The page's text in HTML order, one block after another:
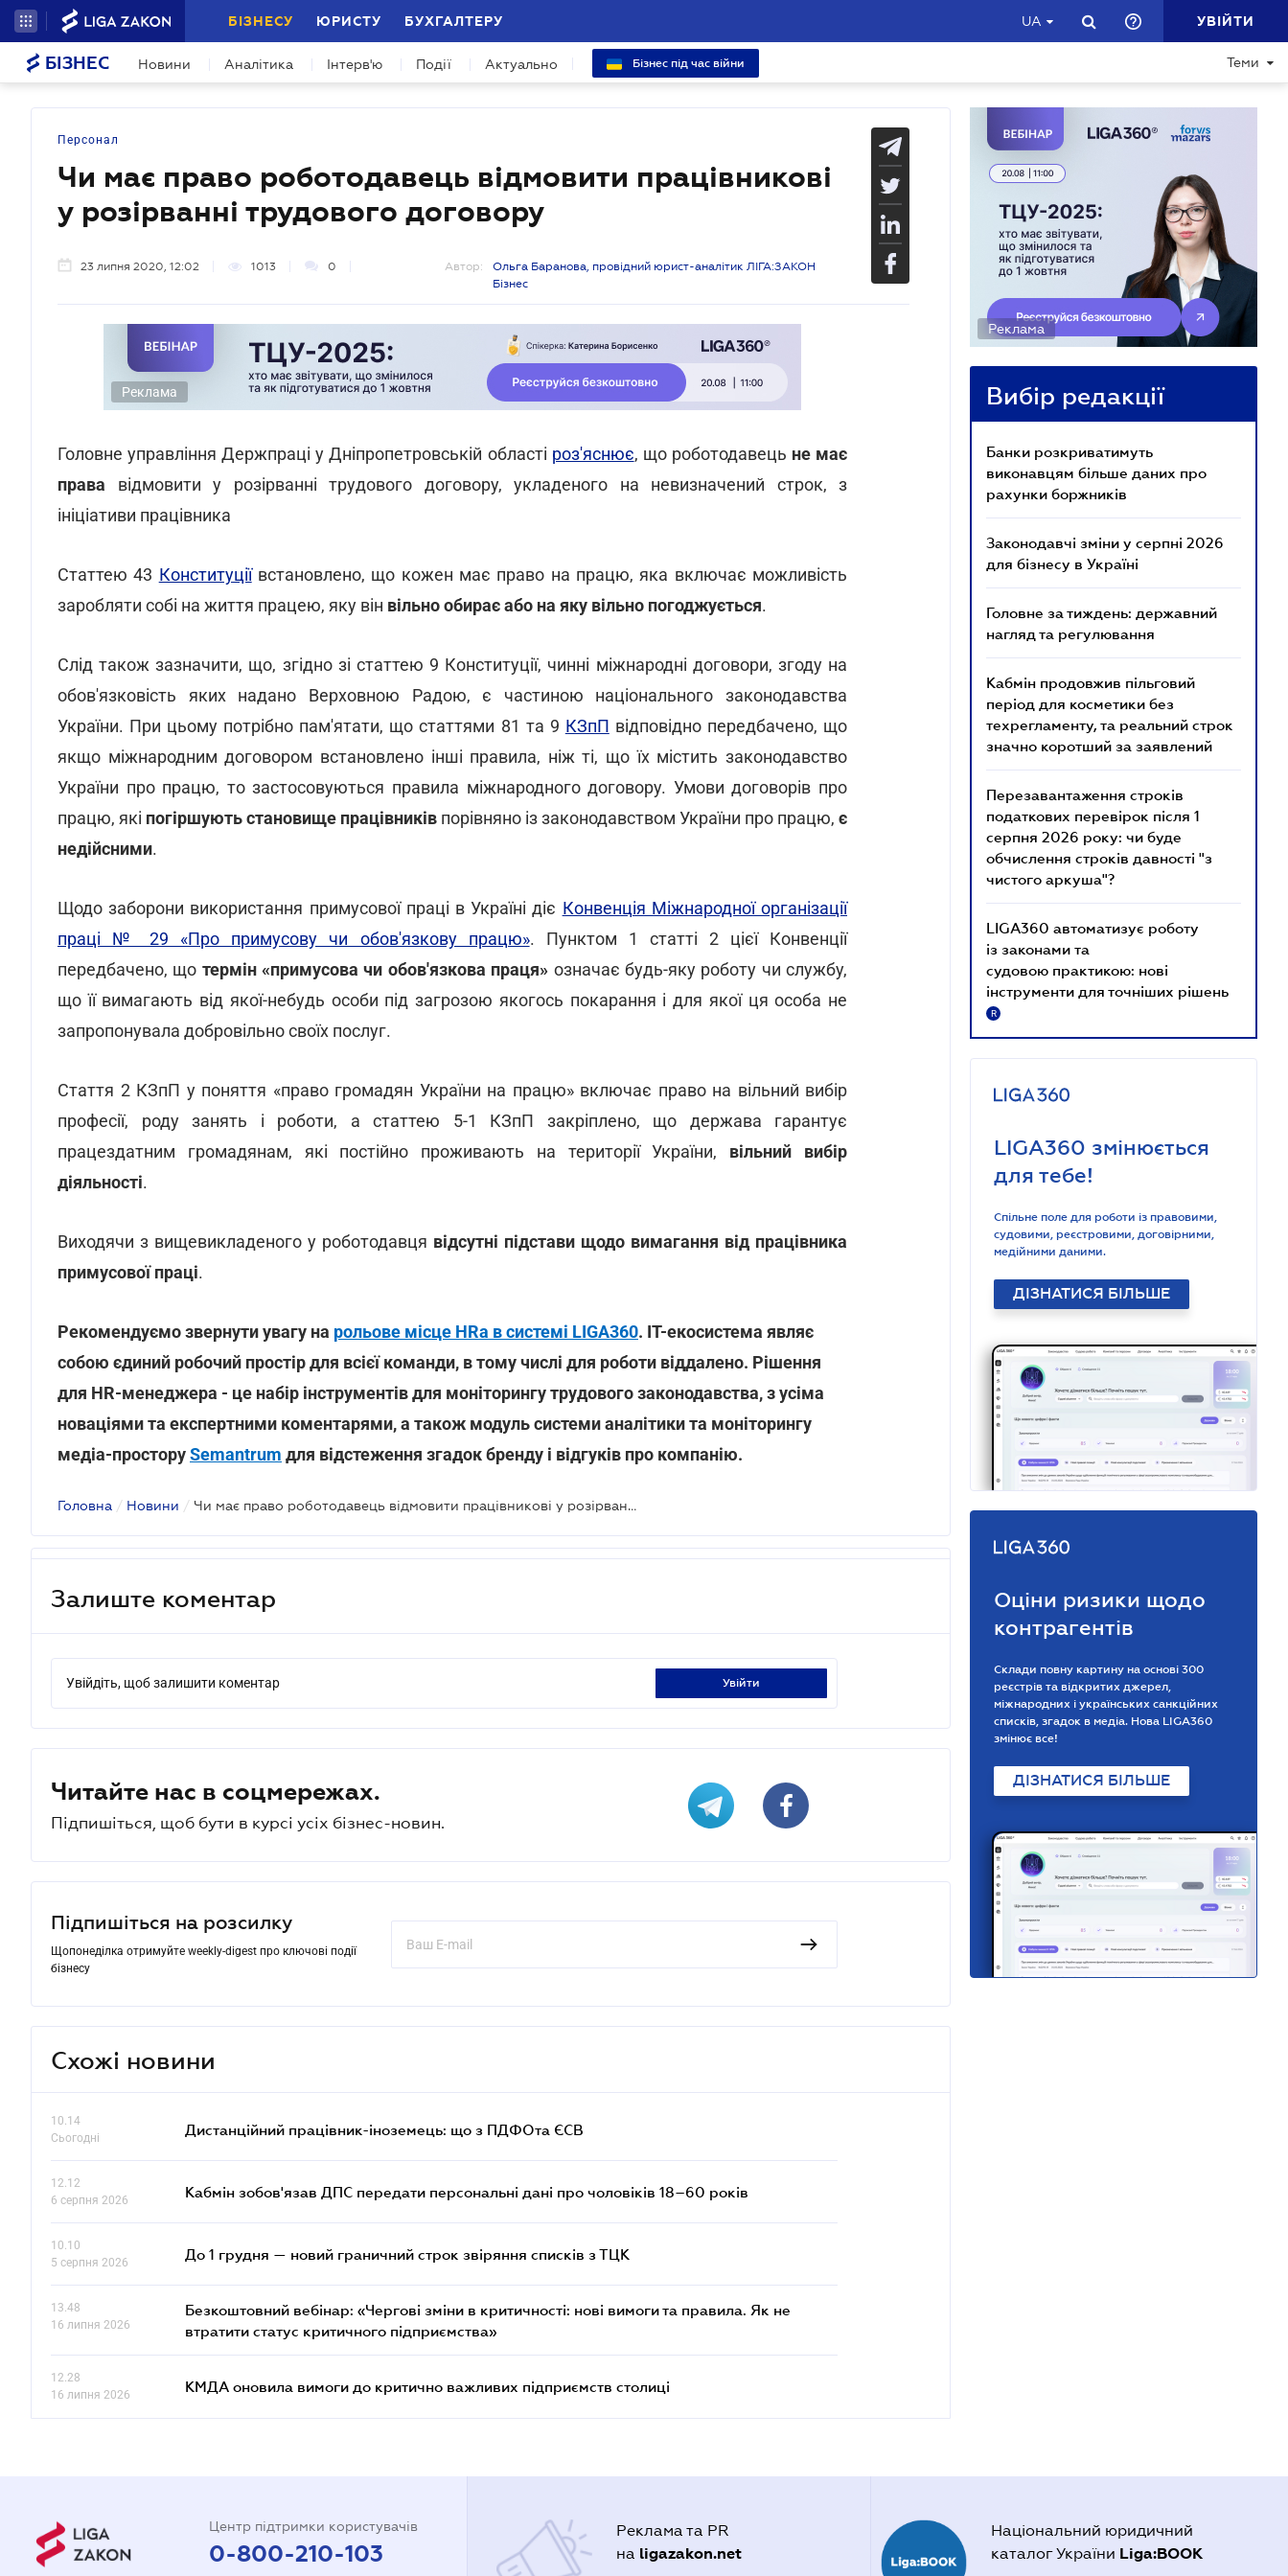
БІЗНЕСУ ЮРИСТУ БУХГАЛТЕРУ UA УВІЙТИ
БІЗНЕС Новини Аналітика Інтерв'ю Події Актуально Бізнес під час війни Теми
Персонал
Чи має право роботодавець відмовити працівникові
у розірванні трудового договору
23 липня 2020, 12:02 1013 0 Автор:
Ольга Баранова, провідний юрист-аналітик ЛІГА:ЗАКОН
Бізнес
Реклама
Головне управління Держпраці у Дніпропетровській області роз'яснює, що роботодавець не має
права відмовити у розірванні трудового договору, укладеного на невизначений строк, з
ініціативи працівника
Статтею 43 Конституціївстановлено, що кожен має право на працю, яка включає можливість
заробляти собі на життя працею, яку він вільно обирає або на яку вільно погоджується.
Слід також зазначити, що, згідно зі статтею 9 Конституції, чинні міжнародні договори, згоду на
обов'язковість яких надано Верховною Радою, є частиною національного законодавства
України. При цьому потрібно пам'ятати, що статтями 81 та 9 КЗпП відповідно передбачено, що
якщо міжнародним договором встановлено інші правила, ніж ті, що їх містить законодавство
України про працю, то застосовуються правила міжнародного договору. Умови договорів про
працю, які погіршують становище працівників порівняно із законодавством України про працю, є
недійсними.
Щодо заборони використання примусової праці в Україні діє Конвенція Міжнародної організації
праці № 29 «Про примусову чи обов'язкову працю». Пунктом 1 статті 2 цієї Конвенції
передбачено, що термін «примусова чи обов'язкова праця» означає будь-яку роботу чи службу,
що її вимагають від якої-небудь особи під загрозою якогось покарання і для якої ця особа не
запропонувала добровільно своїх послуг.
Стаття 2 КЗпП у поняття «право громадян України на працю» включає право на вільний вибір
професії, роду занять і роботи, а статтею 5-1 КЗпП закріплено, що держава гарантує
працездатним громадянам, які постійно проживають на території України, вільний вибір
діяльності.
Виходячи з вищевикладеного у роботодавця відсутні підстави щодо вимагання від працівника
примусової праці.
Рекомендуємо звернути увагу на рольове місце HRа в системі LIGA360. IT-екосистема являє
собою єдиний робочий простір для всієї команди, в тому числі для роботи віддалено. Рішення
для HR-менеджера - це набір інструментів для моніторингу трудового законодавства, з усіма
новаціями та експертними коментарями, а також модуль системи аналітики та моніторингу
медіа-просторуSemantrum для відстеження згадок бренду і відгуків про компанію.
Головна / Новини / Чи має право роботодавець відмовити працівникові у розірванні трудового договору
Залиште коментар
Увійдіть, щоб залишити коментар увійти
Читайте нас в соцмережах.
Підпишіться, щоб бути в курсі усіх бізнес-новин.
Підпишіться на розсилку
Щопонеділка отримуйте weekly-digest про ключові події
бізнесу
Схожі новини
10.14
Сьогодні
Дистанційний працівник-іноземець: що з ПДФОта ЄСВ
12.12
6 серпня 2026
Кабмін зобов'язав ДПС передати персональні дані про чоловіків 18–60 років
10.10
5 серпня 2026
До 1 грудня — новий граничний строк звіряння списків з ТЦК
13.48
16 липня 2026
Безкоштовний вебінар: «Чергові зміни в критичності: нові вимоги та правила. Як не
втратити статус критичного підприємства»
12.28
16 липня 2026
КМДА оновила вимоги до критично важливих підприємств столиці
Реклама
Вибір редакції
Банки розкриватимуть
виконавцям більше даних про
рахунки боржників
Законодавчі зміни у серпні 2026
для бізнесу в Україні
Головне за тиждень: державний
нагляд та регулювання
Кабмін продовжив пільговий
період для косметики без
техрегламенту, та реальний строк
значно коротший за заявлений
Перезавантаження строків
податкових перевірок після 1
серпня 2026 року: чи буде
обчислення строків давності "з
чистого аркуша"?
LIGA360 автоматизує роботу
із законами та
судовою практикою: нові
інструменти для точніших рішень
R
LIGA360 змінюється
для тебе!
Спільне поле для роботи із правовими,
судовими, реєстровими, договірними,
медійними даними.
ДІЗНАТИСЯ БІЛЬШЕ
Оціни ризики щодо
контрагентів
Склади повну картину на основі 300
реєстрів та відкритих джерел,
міжнародних і українських санкційних
списків, згадок в медіа. Нова LIGA360
змінює все!
ДІЗНАТИСЯ БІЛЬШЕ
Центр підтримки користувачів
0-800-210-103
Реклама та PR
на ligazakon.net
Національний юридичний
каталог України Liga:BOOK